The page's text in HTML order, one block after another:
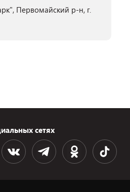
Первомайский р-н, г.
сетях